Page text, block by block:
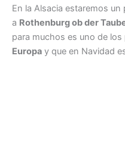
En la Alsacia estaremos
a Rothenburg ob der
para muchos es uno de los
Europa y que en Navidad